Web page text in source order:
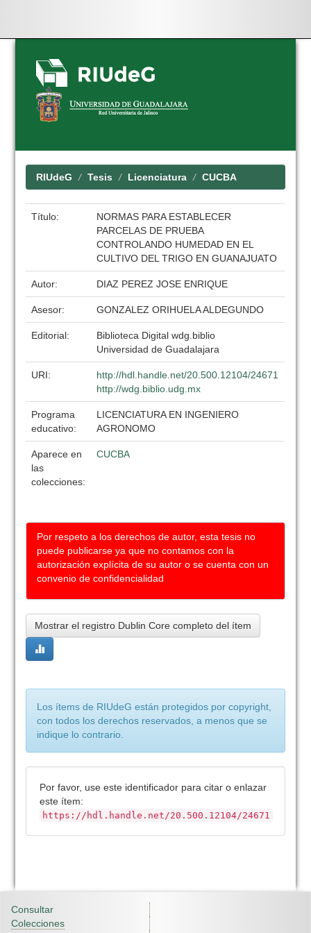
Skip
navigation
RIUdeG Tesis Licenciatura CUCBA
Título:
NORMAS PARA ESTABLECER
PARCELAS DE PRUEBA
CONTROLANDO HUMEDAD EN EL
CULTIVO DEL TRIGO EN GUANAJUATO
Autor: DIAZ PEREZ JOSE ENRIQUE
Asesor: GONZALEZ ORIHUELA ALDEGUNDO
Editorial:
Biblioteca Digital wdg.biblio
Universidad de Guadalajara
URI:
http://hdl.handle.net/20.500.12104/24671
http://wdg.biblio.udg.mx
Programa
educativo:
LICENCIATURA EN INGENIERO
AGRONOMO
Aparece en
las
colecciones:
CUCBA
Por respeto a los derechos de autor, esta tesis no
puede publicarse ya que no contamos con la
autorización explícita de su autor o se cuenta con un
convenio de confidencialidad
Mostrar el registro Dublin Core completo del ítem
Los ítems de RIUdeG están protegidos por copyright,
con todos los derechos reservados, a menos que se
indique lo contrario.
Por favor, use este identificador para citar o enlazar
este ítem:
https://hdl.handle.net/20.500.12104/24671
Consultar
Colecciones